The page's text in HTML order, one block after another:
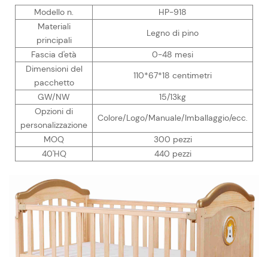
Modello n.
HP-918
Materiali
principali
Legno di pino
Fascia d'età
0-48 mesi
Dimensioni del
pacchetto
110*67*18 centimetri
GW/NW
15/13kg
Opzioni di
personalizzazione
Colore/Logo/Manuale/Imballaggio/ecc.
MOQ
300 pezzi
40'HQ
440 pezzi